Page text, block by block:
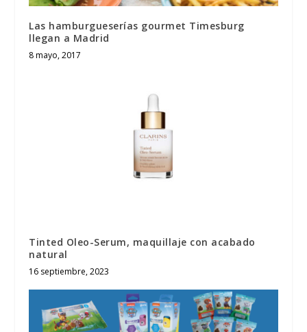
Las hamburgueserías gourmet Timesburg
llegan a Madrid
8 mayo, 2017
Tinted Oleo-Serum, maquillaje con acabado
natural
16 septiembre, 2023